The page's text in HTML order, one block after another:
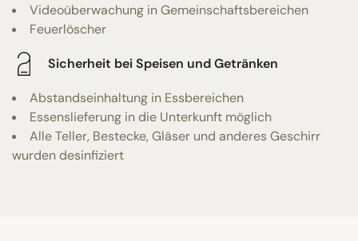
Videoüberwachung in Gemeinschaftsbereichen
Feuerlöscher
Sicherheit bei Speisen und Getränken
Abstandseinhaltung in Essbereichen
Essenslieferung in die Unterkunft möglich
Alle Teller, Bestecke, Gläser und anderes Geschirr
wurden desinfiziert